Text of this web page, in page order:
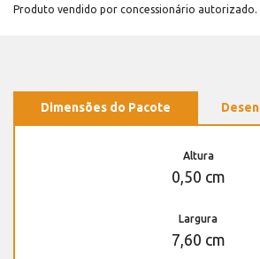
Produto vendido por concessionário autorizado.
Dimensões do Pacote
Altura
0,50 cm
Largura
7,60 cm